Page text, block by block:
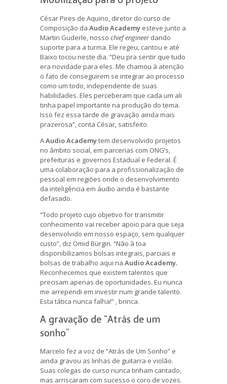
César Pires de Aquino, diretor do curso de
Composição da Audio Academy esteve junto a
Martin Guderle, nosso chief engineerdando
suporte para a turma. Ele regeu, cantou e até
Baixo tocou neste dia. “Deu pra sentir que tudo
era novidade para eles. Me chamou à atenção
o fato de conseguirem se integrar ao processo
como um todo, independente de suas
habilidades. Eles perceberam que cada um ali
tinha papel importante na produção do tema.
Isso fez essa tarde de gravação ainda mais
prazerosa”, conta César, satisfeito.
AAudio Academytem desenvolvido projetos
no âmbito social, em parcerias com ONG’s,
prefeituras e governos Estadual e Federal. É
uma colaboração para a profissionalização de
pessoal em regiões onde o desenvolvimento
da inteligência em áudio ainda é bastante
defasado.
“Todo projeto cujo objetivo for transmitir
conhecimento vai receber apoio para que seja
desenvolvido em nosso espaço, sem qualquer
custo”, diz Omid Bürgin. “Não à toa
disponibilizamos bolsas integrais, parciais e
bolsas de trabalho aqui na Audio Academy.
Reconhecemos que existem talentos que
precisam apenas de oportunidades. Eu nunca
me arrependi em investir num grande talento.
Esta tática nunca falha!” , brinca.
A gravação de “Atrás de um
sonho”
Marcelo fez a voz de “Atrás de Um Sonho” e
ainda gravou as linhas de guitarra e violão.
Suas colegas de curso nunca tinham cantado,
mas arriscaram com sucesso o coro de vozes.